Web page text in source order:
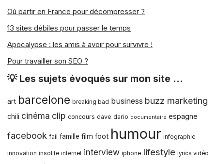
Où partir en France pour décompresser ?
13 sites débiles pour passer le temps
Apocalypse : les amis à avoir pour survivre !
Pour travailler son SEO ?
💡 Les sujets évoqués sur mon site …
art barcelone breaking bad business buzz marketing
chili cinéma clip concours dave dario documentaire espagne
facebook fail famille film foot humour infographie
innovation insolite internet interview iphone lifestyle lyrics vidéo